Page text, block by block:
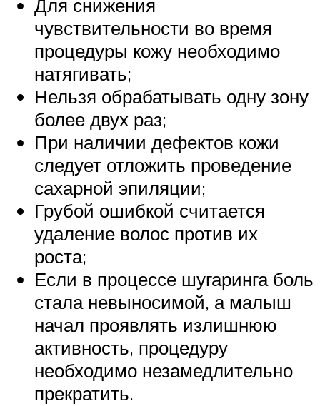
Для снижения
чувствительности во время
процедуры кожу необходимо
натягивать;
Нельзя обрабатывать одну зону
более двух раз;
При наличии дефектов кожи
следует отложить проведение
сахарной эпиляции;
Грубой ошибкой считается
удаление волос против их
роста;
Если в процессе шугаринга боль
стала невыносимой, а малыш
начал проявлять излишнюю
активность, процедуру
необходимо незамедлительно
прекратить.